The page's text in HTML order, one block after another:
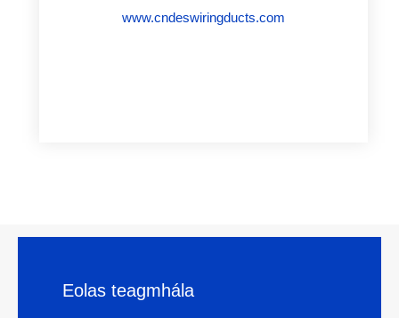
www.cndeswiringducts.com
Eolas teagmhála